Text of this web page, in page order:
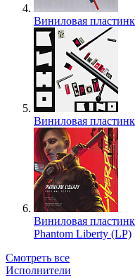
Виниловая
Виниловая
Виниловая
Phantom Liberty (LP)
Смотреть все
Исполнители